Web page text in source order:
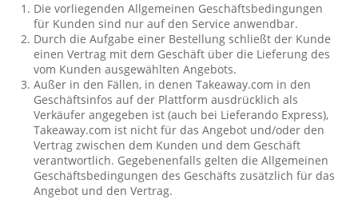
Die vorliegenden Allgemeinen Geschäftsbedingungen
für Kunden sind nur auf den Service anwendbar.
Durch die Aufgabe einer Bestellung schließt der Kunde
einen Vertrag mit dem Geschäft über die Lieferung des
vom Kunden ausgewählten Angebots.
Außer in den Fällen, in denen Takeaway.com in den
Geschäftsinfos auf der Plattform ausdrücklich als
Verkäufer angegeben ist (auch bei Lieferando Express),
Takeaway.com ist nicht für das Angebot und/oder den
Vertrag zwischen dem Kunden und dem Geschäft
verantwortlich. Gegebenenfalls gelten die Allgemeinen
Geschäftsbedingungen des Geschäfts zusätzlich für das
Angebot und den Vertrag.